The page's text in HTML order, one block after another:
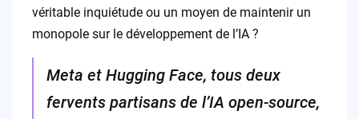
véritable inquiétude ou un moyen de maintenir un
monopole sur le développement de l’IA ?
Meta et Hugging Face, tous deux
fervents partisans de l’IA open-source,